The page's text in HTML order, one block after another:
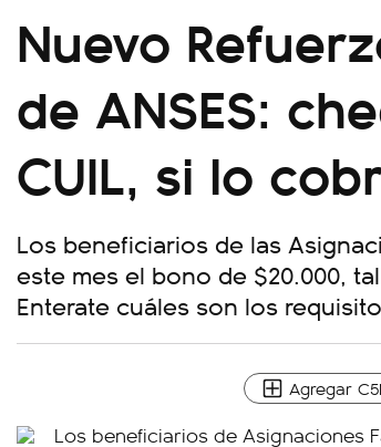
Nuevo
de ANSES:
CUIL, si lo
Los beneficiarios de las
este mes el bono de $20.000,
Enterate cuáles son los
Agregar